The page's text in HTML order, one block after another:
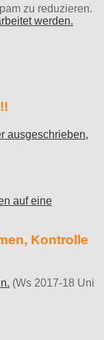
zu reduzieren.
werden.
ausgeschrieben,
auf eine
Kontrolle
(Ws 2017-18 Uni